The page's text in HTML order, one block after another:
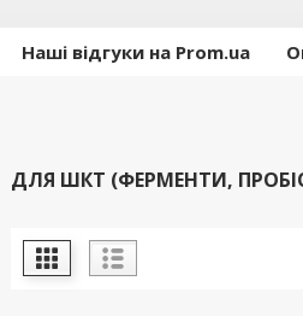
Наші відгуки на Prom.ua
ДЛЯ ШКТ (ФЕРМЕНТИ,